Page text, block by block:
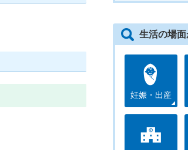
生活の場
妊娠・出産